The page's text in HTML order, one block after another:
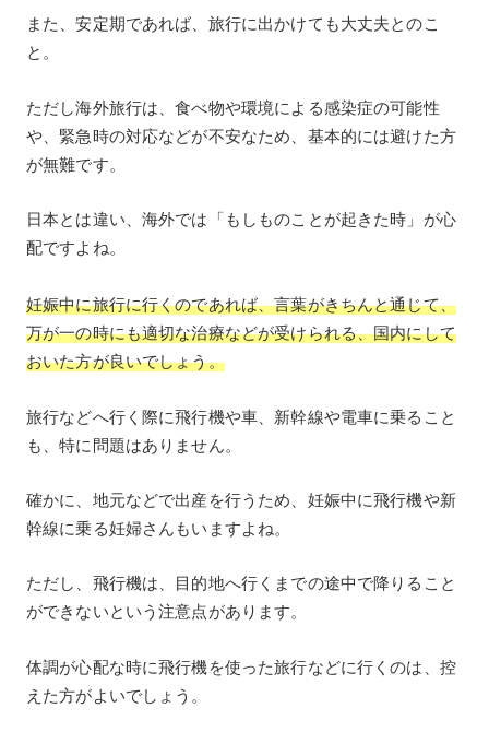
また、安定期であれば、旅行に出かけても大丈夫とのこ
と。
ただし海外旅行は、食べ物や環境による感染症の可能性
や、緊急時の対応などが不安なため、基本的には避けた方
が無難です。
日本とは違い、海外では「もしものことが起きた時」が心
配ですよね。
妊娠中に旅行に行くのであれば、言葉がきちんと通じて、
万が一の時にも適切な治療などが受けられる、国内にして
おいた方が良いでしょう。
旅行などへ行く際に飛行機や車、新幹線や電車に乗ること
も、特に問題はありません。
確かに、地元などで出産を行うため、妊娠中に飛行機や新
幹線に乗る妊婦さんもいますよね。
ただし、飛行機は、目的地へ行くまでの途中で降りること
ができないという注意点があります。
体調が心配な時に飛行機を使った旅行などに行くのは、控
えた方がよいでしょう。